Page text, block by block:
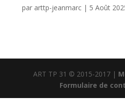
par arttp-jeanmarc| 5 Août
ART TP 31 © 2015-2017 |
Formulaire de